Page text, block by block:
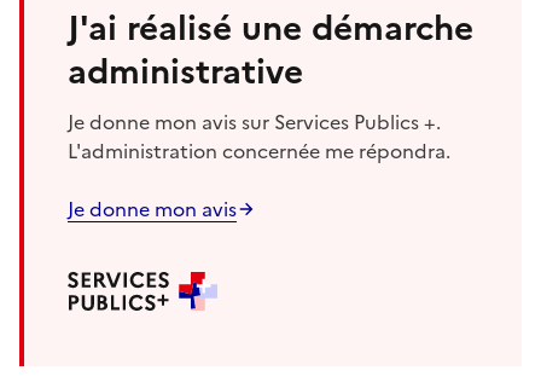
J'ai réalisé une démarche
administrative
Je donne mon avis sur Services Publics +.
L'administration concernée me répondra.
Je donne mon avis